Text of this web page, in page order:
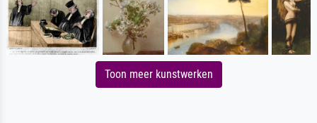
Toon meer kunstwerken